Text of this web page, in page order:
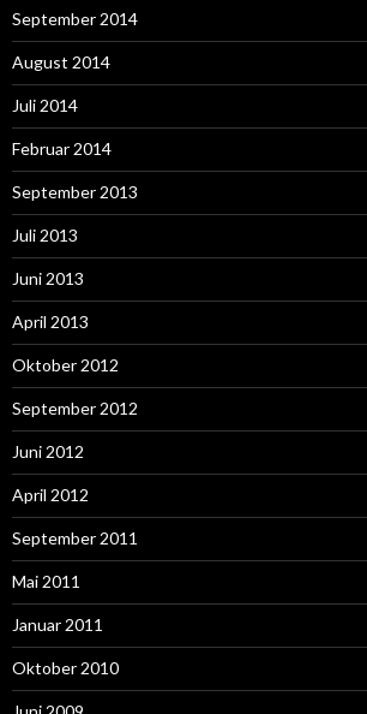
September 2014
August 2014
Juli 2014
Februar 2014
September 2013
Juli 2013
Juni 2013
April 2013
Oktober 2012
September 2012
Juni 2012
April 2012
September 2011
Mai 2011
Januar 2011
Oktober 2010